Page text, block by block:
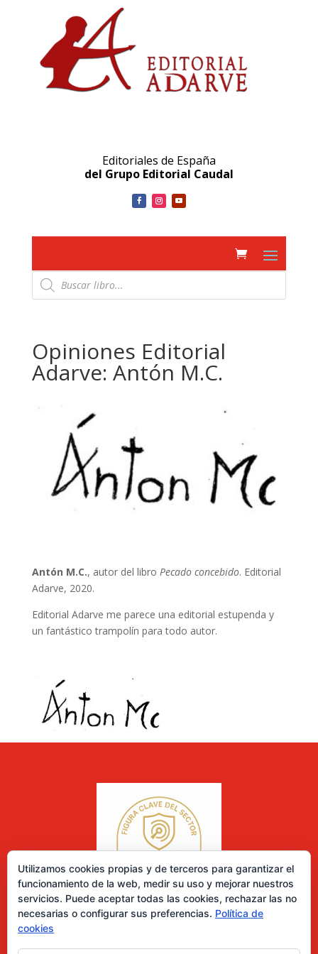
Editoriales de España
del Grupo Editorial Caudal
Búsqueda
de
productos
Opiniones Editorial
Adarve: Antón M.C.
Antón M.C., autor del libro Pecado concebido. Editorial
Adarve, 2020.
Editorial Adarve me parece una editorial estupenda y
un fantástico trampolín para todo autor.
Utilizamos cookies propias y de terceros para garantizar el
funcionamiento de la web, medir su uso y mejorar nuestros
servicios. Puede aceptar todas las cookies, rechazar las no
necesarias o configurar sus preferencias. Política de
cookies